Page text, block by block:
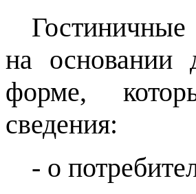
Гостиничные
на основании
форме,
сведения:
- о